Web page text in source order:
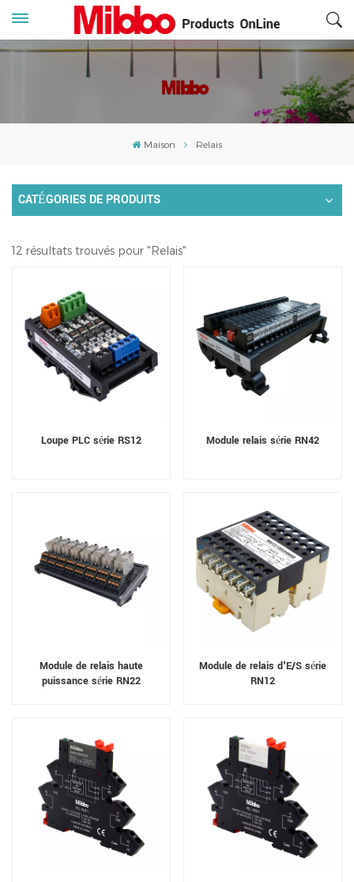
Maison Relais
CATÉGORIES DE PRODUITS
12 résultats trouvés pour "Relais"
Loupe PLC série RS12 Module relais série RN42
Module de relais haute
puissance série RN22
Module de relais d'E/S série
RN12